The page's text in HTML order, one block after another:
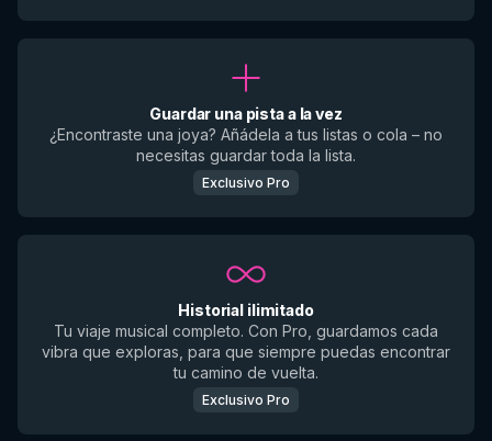
Guardar una pista a la vez
¿Encontraste una joya? Añádela a tus listas o cola – no
necesitas guardar toda la lista.
Exclusivo Pro
Historial ilimitado
Tu viaje musical completo. Con Pro, guardamos cada
vibra que exploras, para que siempre puedas encontrar
tu camino de vuelta.
Exclusivo Pro